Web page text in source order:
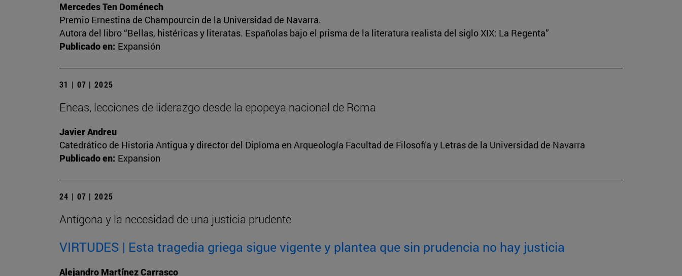
Mercedes Ten Doménech
Premio Ernestina de Champourcin de la Universidad de Navarra.
Autora del libro “Bellas, histéricas y literatas. Españolas bajo el prisma de la literatura realista del siglo XIX: La Regenta”
Publicado en: Expansión
31 | 07 | 2025
Eneas, lecciones de liderazgo desde la epopeya nacional de Roma
Javier Andreu
Catedrático de Historia Antigua y director del Diploma en Arqueología Facultad de Filosofía y Letras de la Universidad de Navarra
Publicado en: Expansion
24 | 07 | 2025
Antígona y la necesidad de una justicia prudente
VIRTUDES | Esta tragedia griega sigue vigente y plantea que sin prudencia no hay justicia
Alejandro Martínez Carrasco